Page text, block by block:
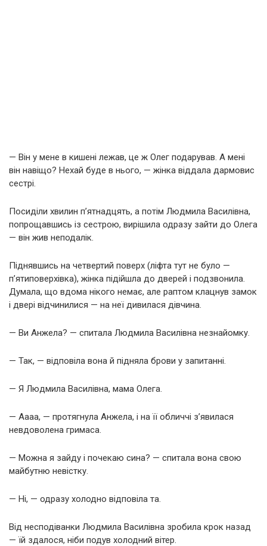
— Він у мене в кишені лежав, це ж Олег подарував. А мені
він навіщо? Нехай буде в нього, — жінка віддала дармовис
сестрі.
Посиділи хвилин пʼятнадцять, а потім Людмила Василівна,
попрощавшись із сестрою, вирішила одразу зайти до Олега
— він жив неподалік.
Піднявшись на четвертий поверх (ліфта тут не було —
п’ятиповерхівка), жінка підійшла до дверей і подзвонила.
Думала, що вдома нікого немає, але раптом клацнув замок
і двері відчинилися — на неї дивилася дівчина.
— Ви Анжела? — спитала Людмила Василівна незнайомку.
— Так, — відповіла вона й підняла брови у запитанні.
— Я Людмила Василівна, мама Олега.
— Аааа, — протягнула Анжела, і на її обличчі з’явилася
невдоволена гримаса.
— Можна я зайду і почекаю сина? — спитала вона свою
майбутню невістку.
— Ні, — одразу холодно відповіла та.
Від несподіванки Людмила Василівна зробила крок назад
— їй здалося, ніби подув холодний вітер.